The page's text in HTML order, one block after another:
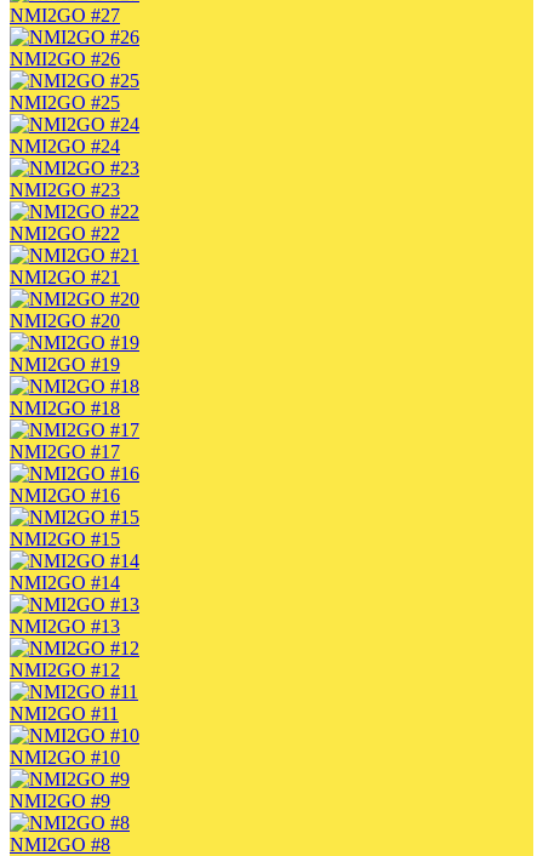
NMI2GO #27
NMI2GO #26
NMI2GO #25
NMI2GO #24
NMI2GO #23
NMI2GO #22
NMI2GO #21
NMI2GO #20
NMI2GO #19
NMI2GO #18
NMI2GO #17
NMI2GO #16
NMI2GO #15
NMI2GO #14
NMI2GO #13
NMI2GO #12
NMI2GO #11
NMI2GO #10
NMI2GO #9
NMI2GO #8